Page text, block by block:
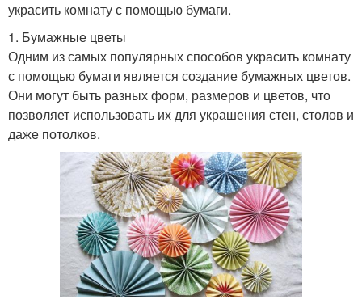
украсить комнату с помощью бумаги.
1. Бумажные цветы
Одним из самых популярных способов украсить комнату
с помощью бумаги является создание бумажных цветов.
Они могут быть разных форм, размеров и цветов, что
позволяет использовать их для украшения стен, столов и
даже потолков.